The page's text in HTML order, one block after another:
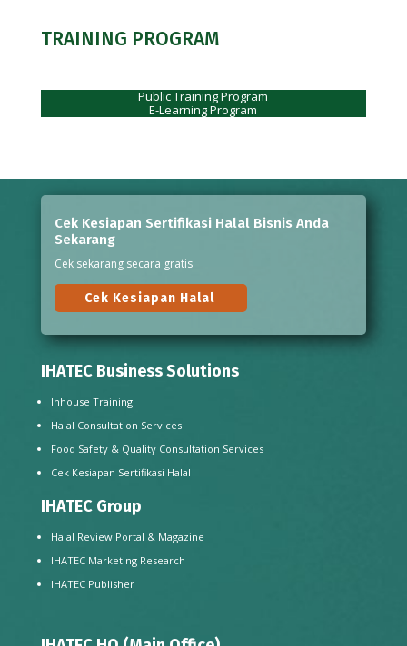
TRAINING PROGRAM
Public Training Program
E-Learning Program
Cek Kesiapan Sertifikasi Halal Bisnis Anda
Sekarang
Cek sekarang secara gratis
Cek Kesiapan Halal
IHATEC Business Solutions
Inhouse Training
Halal Consultation Services
Food Safety & Quality Consultation Services
Cek Kesiapan Sertifikasi Halal
IHATEC Group
Halal Review Portal & Magazine
IHATEC Marketing Research
IHATEC Publisher